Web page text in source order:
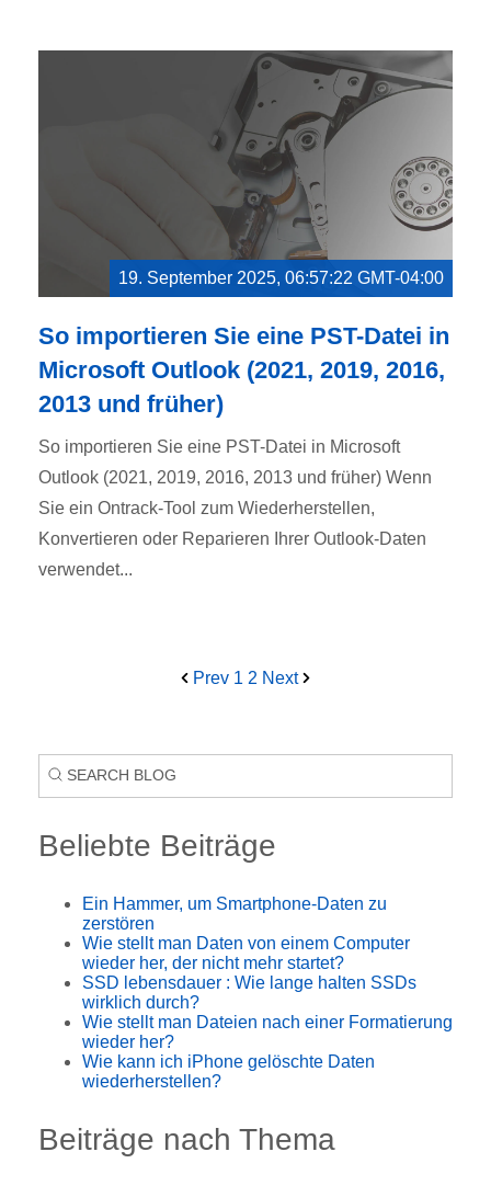
19. September 2025, 06:57:22 GMT-04:00
So importieren Sie eine PST-Datei in
Microsoft Outlook (2021, 2019, 2016,
2013 und früher)
So importieren Sie eine PST-Datei in Microsoft
Outlook (2021, 2019, 2016, 2013 und früher) Wenn
Sie ein Ontrack-Tool zum Wiederherstellen,
Konvertieren oder Reparieren Ihrer Outlook-Daten
verwendet...
Prev 1 2 Next
Beliebte Beiträge
Ein Hammer, um Smartphone-Daten zu
zerstören
Wie stellt man Daten von einem Computer
wieder her, der nicht mehr startet?
SSD lebensdauer : Wie lange halten SSDs
wirklich durch?
Wie stellt man Dateien nach einer Formatierung
wieder her?
Wie kann ich iPhone gelöschte Daten
wiederherstellen?
Beiträge nach Thema